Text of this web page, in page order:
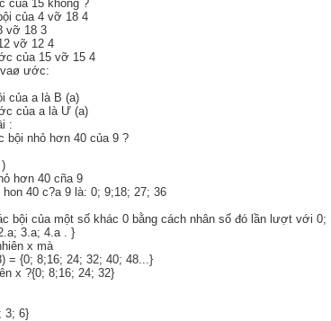
của 15 không ?
của 4 vỡ 18 4
vỡ 18 3
vỡ 12 4
của 15 vỡ 15 4
ước:
của a là B (a)
của a là Ư (a)
:
bội nhỏ hơn 40 của 9 ?
hơn 40 cña 9
40 c?a 9 là: 0; 9;18; 27; 36
bội của một số khác 0 bằng cách nhân số đó lần lượt với 0;
3.a; 4.a . }
x mà
= {0; 8;16; 24; 32; 40; 48...}
x ?{0; 8;16; 24; 32}
3; 6}